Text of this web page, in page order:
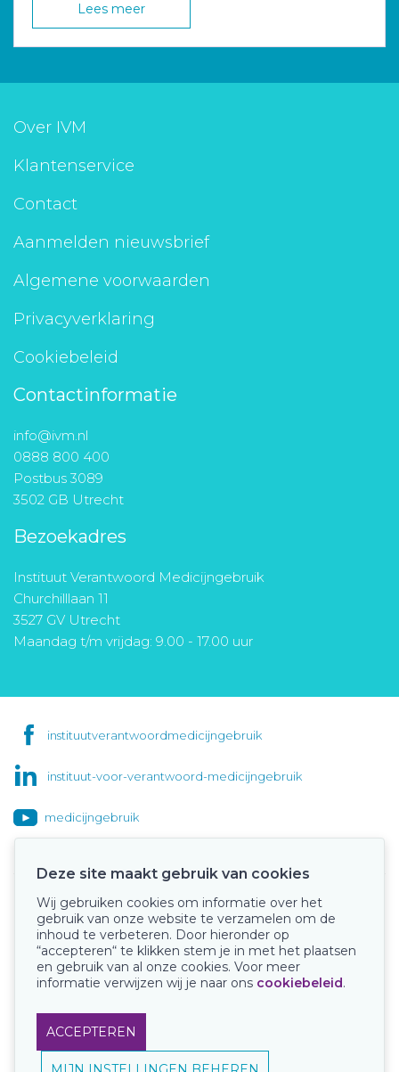
Lees meer
Over IVM
Klantenservice
Contact
Aanmelden nieuwsbrief
Algemene voorwaarden
Privacyverklaring
Cookiebeleid
Contactinformatie
info@ivm.nl
0888 800 400
Postbus 3089
3502 GB Utrecht
Bezoekadres
Instituut Verantwoord Medicijngebruik
Churchilllaan 11
3527 GV Utrecht
Maandag t/m vrijdag: 9.00 - 17.00 uur
instituutverantwoordmedicijngebruik
instituut-voor-verantwoord-medicijngebruik
medicijngebruik
Onze keurmerken
Deze site maakt gebruik van cookies
Wij gebruiken cookies om informatie over het
gebruik van onze website te verzamelen om de
inhoud te verbeteren. Door hieronder op
“accepteren“ te klikken stem je in met het plaatsen
en gebruik van al onze cookies. Voor meer
informatie verwijzen wij je naar ons cookiebeleid.
ACCEPTEREN